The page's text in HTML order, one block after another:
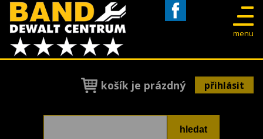
menu
košík je prázdný přihlásit